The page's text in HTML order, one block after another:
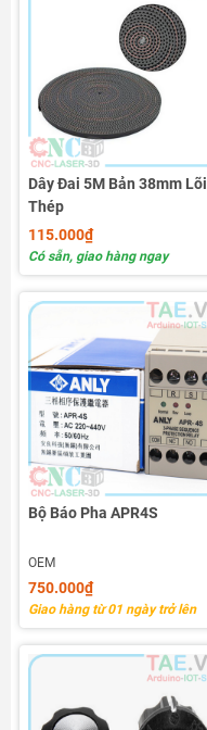
Dây Đai 5M Bản 38mm Lõi
Thép
115.000₫
Có sẵn, giao hàng ngay
Bộ Báo Pha APR4S
OEM
750.000₫
Giao hàng từ 01 ngày trở lên